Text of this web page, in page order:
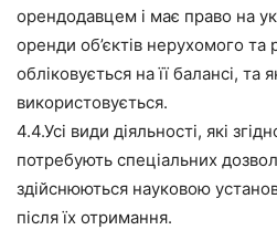
орендодавцем і має право на
оренди об’єктів нерухомого
обліковується на її балансі, та
використовується.
4.4.Усі види діяльності, які
потребують спеціальних
здійснюються науковою
після їх отримання.